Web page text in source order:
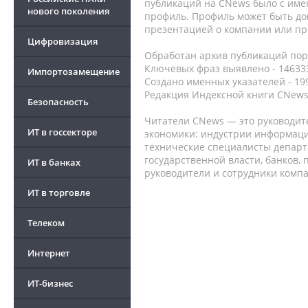
нового поколения
Цифровизация
Импортозамещение
Безопасность
ИТ в госсекторе
ИТ в банках
ИТ в торговле
Телеком
Интернет
ИТ-бизнес
публикаций на CNews было с
профиль. Профиль может быть
презентацией о компании или
Обработан архив публикаций
Ключевых фраз выявлено -
Создано именных указателей -
Редакция Индексной книги
Читатели CNews — это
экономики: индустрии
технические специалисты
государственной власти,
руководители и сотрудники